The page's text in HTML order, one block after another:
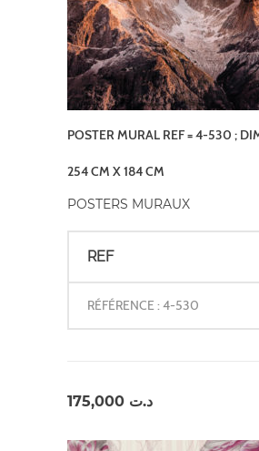
POSTER MURAL REF = 4-530 ;
254 CM X 184 CM
POSTERS MURAUX
REF
RÉFÉRENCE : 4-530
د.ت